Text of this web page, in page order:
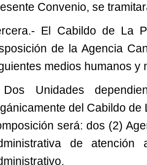
Convenio, se
El Cabildo de La
de la Agencia
medios humanos y
Unidades
del Cabildo
será: dos (2)
de